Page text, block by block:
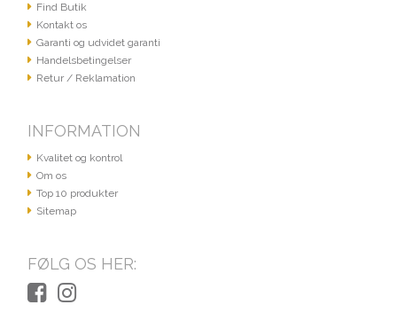
Find Butik
Kontakt os
Garanti og udvidet garanti
Handelsbetingelser
Retur / Reklamation
INFORMATION
Kvalitet og kontrol
Om os
Top 10 produkter
Sitemap
FØLG OS HER: